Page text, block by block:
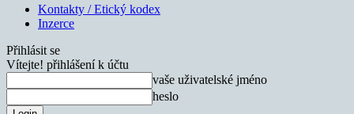
Kontakty / Etický kodex
Inzerce
Přihlásit se
Vítejte! přihlášení k účtu
vaše uživatelské jméno
heslo